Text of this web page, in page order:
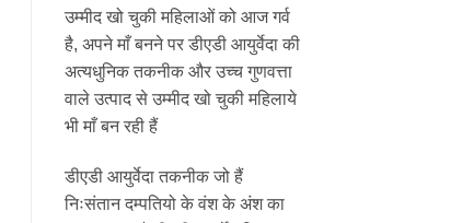
उम्मीद खो चुकी महिलाओं को आज गर्व
है, अपने माँ बनने पर डीएडी आयुर्वेदा की
अत्यधुनिक तकनीक और उच्च गुणवत्ता
वाले उत्पाद से उम्मीद खो चुकी महिलाये
भी माँ बन रही हैं
डीएडी आयुर्वेदा तकनीक जो हैं
निःसंतान दम्पतियो के वंश के अंश का